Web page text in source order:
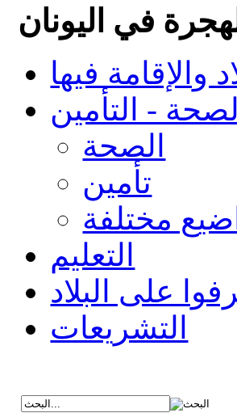
في اليونان
والإقامة فيها
الصحة - التأمين
الصحة
تأمين
مختلفة
التعليم
على البلاد
التشريعات